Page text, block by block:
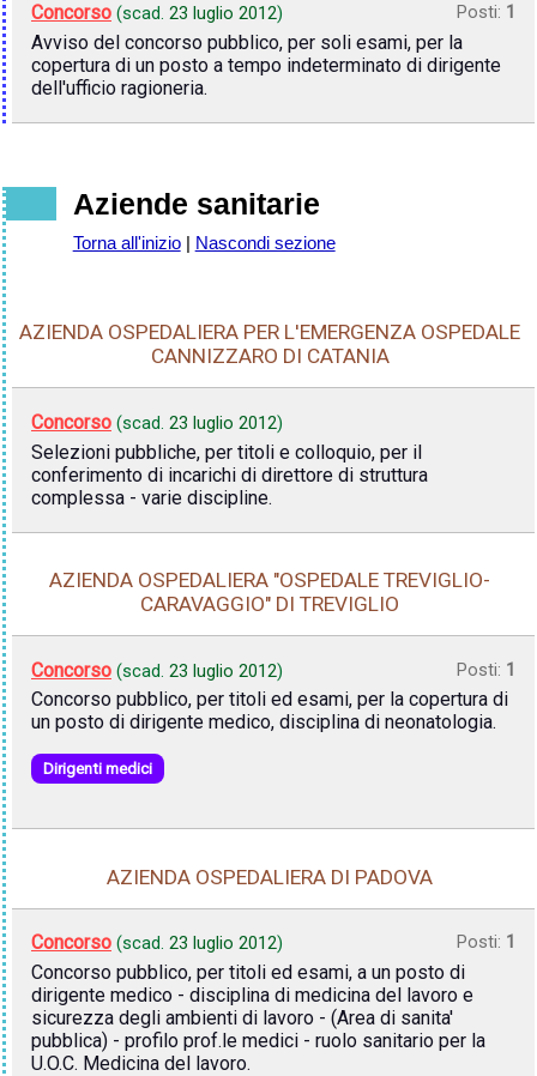
Concorso (scad. 23 luglio 2012) Posti: 1
Avviso del concorso pubblico, per soli esami, per la
copertura di un posto a tempo indeterminato di dirigente
dell'ufficio ragioneria.
Aziende sanitarie
Torna all'inizio| Nascondi sezione
AZIENDA OSPEDALIERA PER L'EMERGENZA OSPEDALE
CANNIZZARO DI CATANIA
Concorso (scad. 23 luglio 2012)
Selezioni pubbliche, per titoli e colloquio, per il
conferimento di incarichi di direttore di struttura
complessa - varie discipline.
AZIENDA OSPEDALIERA "OSPEDALE TREVIGLIO-
CARAVAGGIO" DI TREVIGLIO
Concorso (scad. 23 luglio 2012) Posti: 1
Concorso pubblico, per titoli ed esami, per la copertura di
un posto di dirigente medico, disciplina di neonatologia.
Dirigenti medici
AZIENDA OSPEDALIERA DI PADOVA
Concorso (scad. 23 luglio 2012) Posti: 1
Concorso pubblico, per titoli ed esami, a un posto di
dirigente medico - disciplina di medicina del lavoro e
sicurezza degli ambienti di lavoro - (Area di sanita'
pubblica) - profilo prof.le medici - ruolo sanitario per la
U.O.C. Medicina del lavoro.